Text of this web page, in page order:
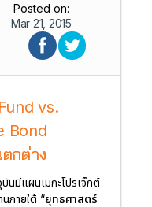
Posted on:
Mar 21, 2015
vs.
Bond
กต่าง
นมีแผนเมกะโปรเจ็กต์
ภายใต้ “ยุทธศาสตร์